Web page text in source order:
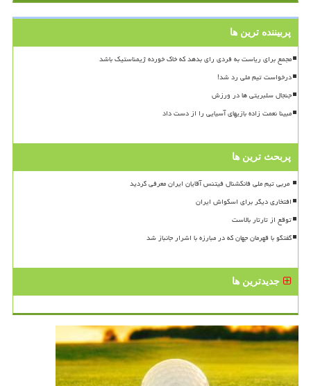
پربیننده ترین ها
مجمع برای ریاست به فردی رای بدهد که خاک خورده ژیمناستیک باشد
درخواست تیم ملی رد شد!
جنجال سلبریتی ها در ورزش
مبینا نعمت زاده بازیهای آسیایی را از دست داد
پربحث ترین ها
افتخاری دیگر برای اسکواش ایران
توقع از تارتار بالاست
گفتگو با قهرمان جهان که در مبارزه با اشرار جانباز شد
جدیدترین ها